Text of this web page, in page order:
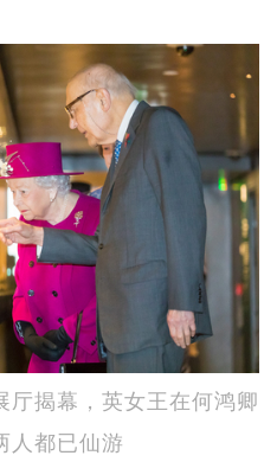
厅揭幕，英女王在何鸿卿
人都已仙游